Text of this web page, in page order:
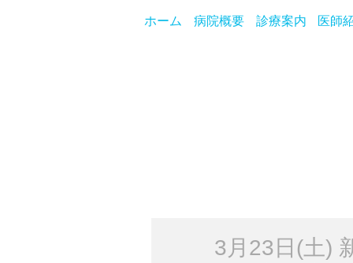
ホーム 病院概要 診療案内 医師
3月23日(土)